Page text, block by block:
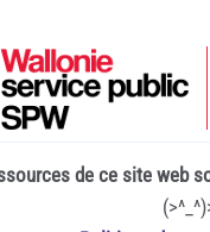
de ce site web